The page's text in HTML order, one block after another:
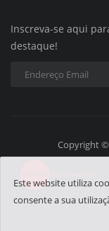
Inscreva-se aqui
destaque!
Copyright ©
Este website utiliza
consente a sua